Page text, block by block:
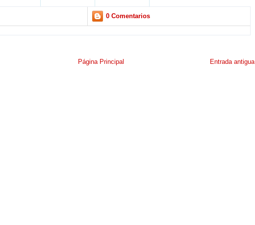
0 Comentarios
Entrada antigua
Página Principal